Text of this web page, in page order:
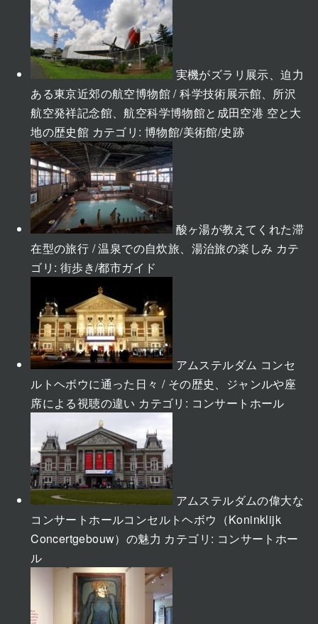
実機がズラリ展示、迫力
ある東京近郊の航空博物館 / 科学技術展示館、所沢
航空発祥記念館、航空科学博物館と成田空港 空と大
地の歴史館 カテゴリ: 博物館/美術館/史跡
酸ヶ湯が教えてくれた滞
在型の旅行 / 温泉での自炊旅、湯治旅の楽しみ カテ
ゴリ: 街歩き/都市ガイド
アムステルダム コンセ
ルトヘボウに通った日々 / その歴史、ジャンルや座
席による視聴の違い カテゴリ: コンサートホール
アムステルダムの偉大な
コンサートホールコンセルトヘボウ（Koninklijk
Concertgebouw）の魅力 カテゴリ: コンサートホー
ル